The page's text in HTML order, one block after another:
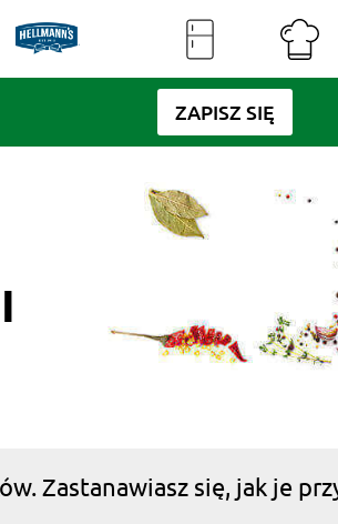
ZAPISZ SIĘ
Zastanawiasz się, jak je